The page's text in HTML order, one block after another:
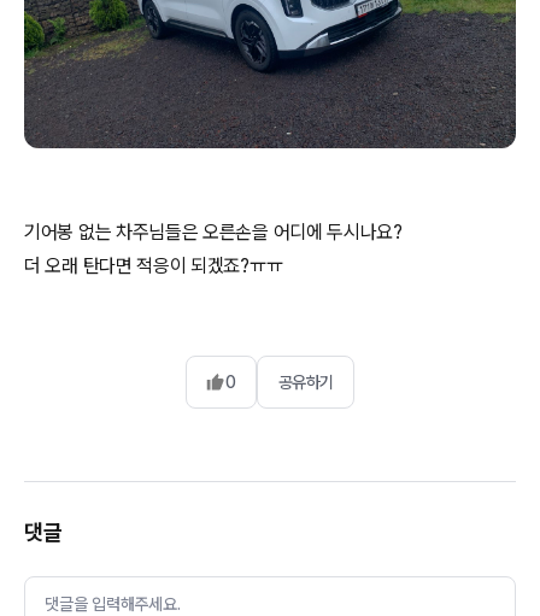
기어봉 없는 차주님들은 오른손을 어디에 두시나요?
더 오래 탄다면 적응이 되겠죠?ㅠㅠ
0 공유하기
댓글
댓글을 입력해주세요.